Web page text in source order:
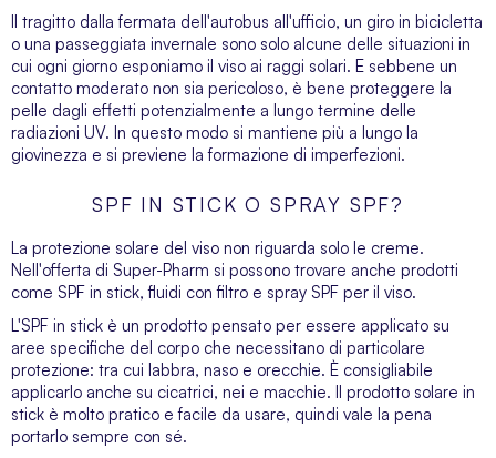
Il tragitto dalla fermata dell'autobus all'ufficio, un giro in bicicletta
o una passeggiata invernale sono solo alcune delle situazioni in
cui ogni giorno esponiamo il viso ai raggi solari. E sebbene un
contatto moderato non sia pericoloso, è bene proteggere la
pelle dagli effetti potenzialmente a lungo termine delle
radiazioni UV. In questo modo si mantiene più a lungo la
giovinezza e si previene la formazione di imperfezioni.
SPF IN STICK O SPRAY SPF?
La protezione solare del viso non riguarda solo le creme.
Nell'offerta di Super-Pharm si possono trovare anche prodotti
come SPF in stick, fluidi con filtro e spray SPF per il viso.
L'SPF in stick è un prodotto pensato per essere applicato su
aree specifiche del corpo che necessitano di particolare
protezione: tra cui labbra, naso e orecchie. È consigliabile
applicarlo anche su cicatrici, nei e macchie. Il prodotto solare in
stick è molto pratico e facile da usare, quindi vale la pena
portarlo sempre con sé.